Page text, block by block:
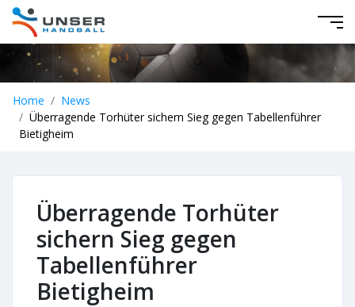
Home
News
Überragende Torhüter sichern Sieg gegen Tabellenführer
Bietigheim
Überragende Torhüter
sichern Sieg gegen
Tabellenführer
Bietigheim